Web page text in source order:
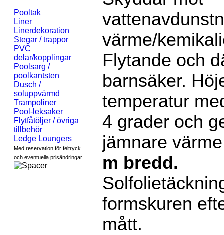
Pooltak
Liner
Linerdekoration
Stegar / trappor
PVC
delar/kopplingar
Poolsarg /
poolkantsten
Dusch /
soluppvärmd
Trampoliner
Pool-leksaker
Flytfåtöljer / övriga
tillbehör
Ledge Loungers
Med reservation för feltryck
och eventuella prisändringar
värme/
Flytande och
barnsäker.
temperatur
4 grader och
jämnare
m bredd.
formskuren
mått.